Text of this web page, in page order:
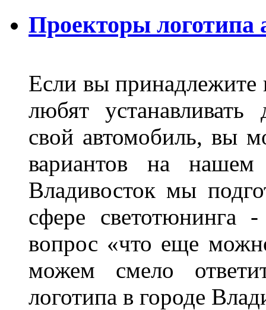
Проекторы логотипа
Если вы принадлежите
любят устанавливать
свой автомобиль, вы
вариантов на
Владивосток мы
сфере светотюнинга
вопрос «что еще
можем смело
логотипа в городе